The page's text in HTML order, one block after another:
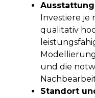
Ausstattung
Investiere je
qualitativ
und die
Standort